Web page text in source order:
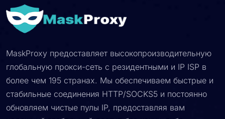
MaskProxy предоставляет высокопроизводительную
глобальную прокси-сеть с резидентными и IP ISP в
более чем 195 странах. Мы обеспечиваем быстрые и
стабильные соединения HTTP/SOCKS5 и постоянно
обновляем чистые пулы IP, предоставляя вам